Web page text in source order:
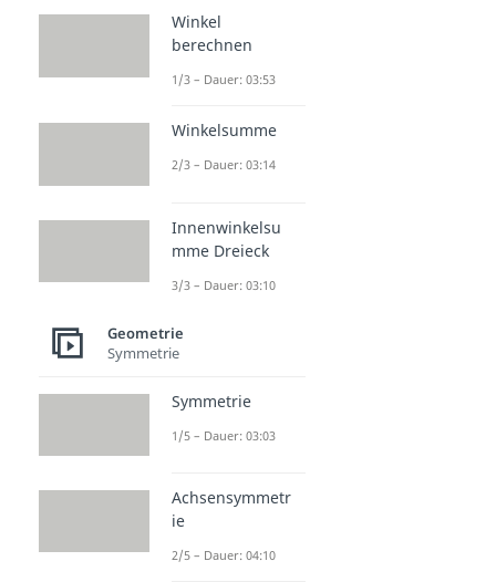
Winkel
berechnen
1/3 – Dauer: 03:53
Winkelsumme
2/3 – Dauer: 03:14
Innenwinkelsu
mme Dreieck
3/3 – Dauer: 03:10
Geometrie
Symmetrie
Symmetrie
1/5 – Dauer: 03:03
Achsensymmetr
ie
2/5 – Dauer: 04:10